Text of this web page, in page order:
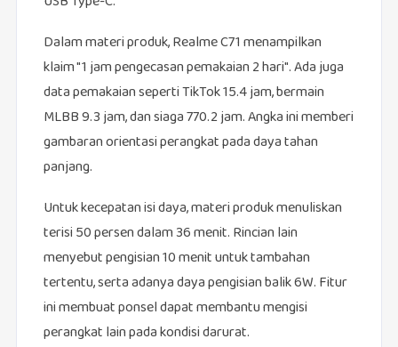
Dalam materi produk, Realme C71 menampilkan
klaim "1 jam pengecasan pemakaian 2 hari". Ada juga
data pemakaian seperti TikTok 15.4 jam, bermain
MLBB 9.3 jam, dan siaga 770.2 jam. Angka ini memberi
gambaran orientasi perangkat pada daya tahan
panjang.
Untuk kecepatan isi daya, materi produk menuliskan
terisi 50 persen dalam 36 menit. Rincian lain
menyebut pengisian 10 menit untuk tambahan
tertentu, serta adanya daya pengisian balik 6W. Fitur
ini membuat ponsel dapat membantu mengisi
perangkat lain pada kondisi darurat.